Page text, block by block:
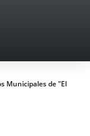
Municipales de "El